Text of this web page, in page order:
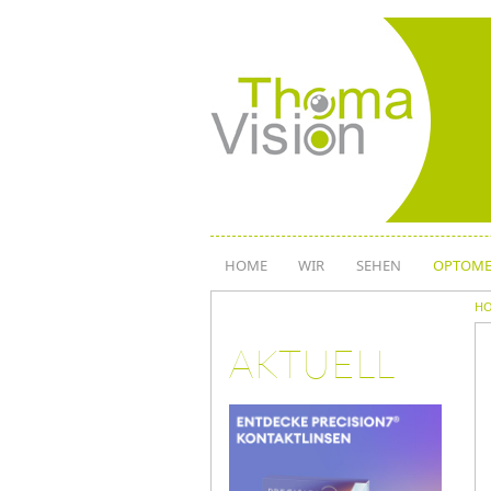
HOME WIR SEHEN
AKTUELL